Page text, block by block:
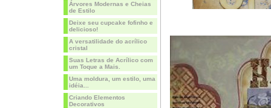
Árvores Modernas e Cheias
de Estilo
Deixe seu cupcake fofinho e
delicioso!
A versatilidade do acrílico
cristal
Suas Letras de Acrílico com
um Toque a Mais.
Uma moldura, um estilo, uma
idéia...
Criando Elementos
Decorativos